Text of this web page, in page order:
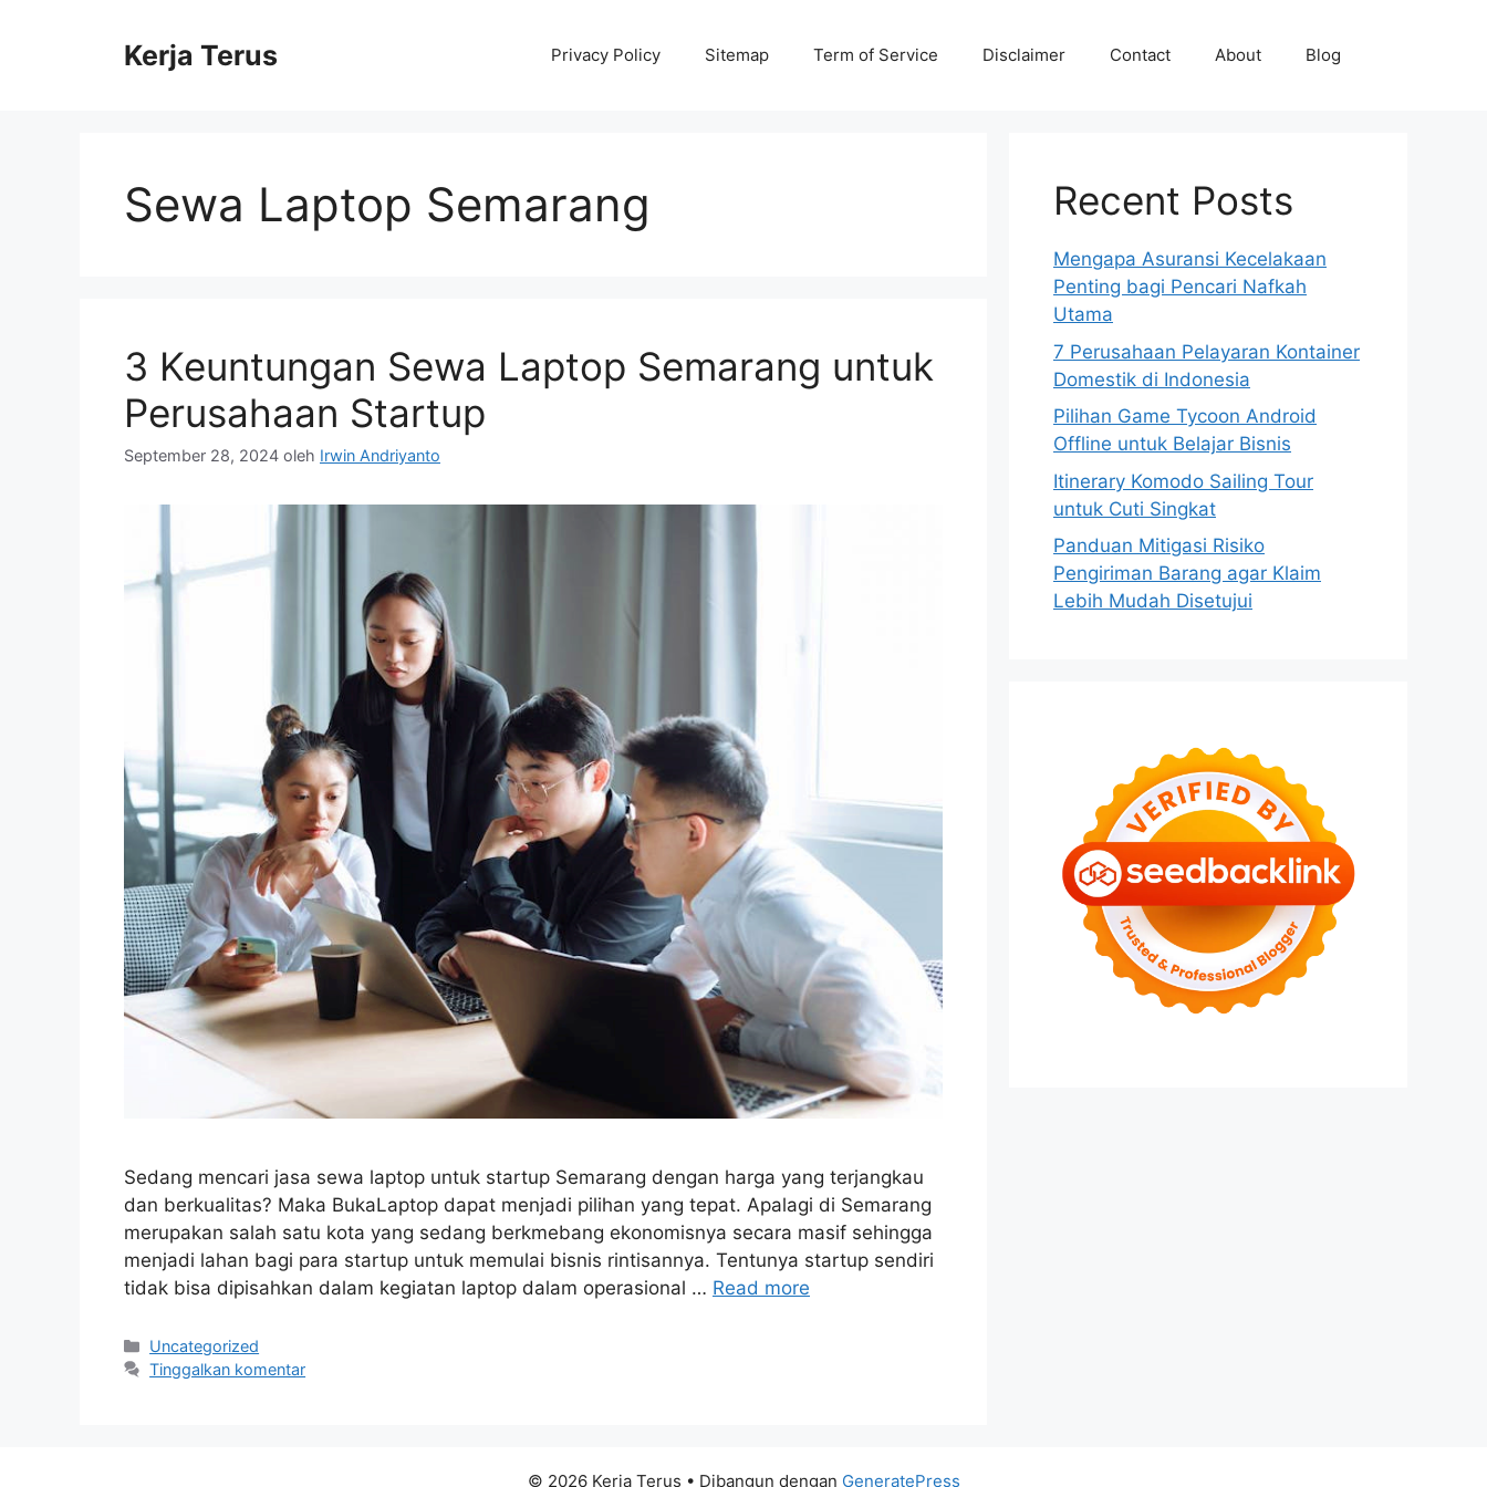
Kerja Terus Privacy Policy Sitemap Term of Service Disclaimer Contact About Blog
Sewa Laptop Semarang
3 Keuntungan Sewa Laptop Semarang untuk
Perusahaan Startup
September 28, 2024 oleh Irwin Andriyanto
Sedang mencari jasa sewa laptop untuk startup Semarang dengan harga yang terjangkau
dan berkualitas? Maka BukaLaptop dapat menjadi pilihan yang tepat. Apalagi di Semarang
merupakan salah satu kota yang sedang berkmebang ekonomisnya secara masif sehingga
menjadi lahan bagi para startup untuk memulai bisnis rintisannya. Tentunya startup sendiri
tidak bisa dipisahkan dalam kegiatan laptop dalam operasional … Read more
Kategori
Uncategorized
Tinggalkan komentar
Recent Posts
Mengapa Asuransi Kecelakaan
Penting bagi Pencari Nafkah
Utama
7 Perusahaan Pelayaran Kontainer
Domestik di Indonesia
Pilihan Game Tycoon Android
Offline untuk Belajar Bisnis
Itinerary Komodo Sailing Tour
untuk Cuti Singkat
Panduan Mitigasi Risiko
Pengiriman Barang agar Klaim
Lebih Mudah Disetujui
© 2026 Kerja Terus • Dibangun dengan GeneratePress